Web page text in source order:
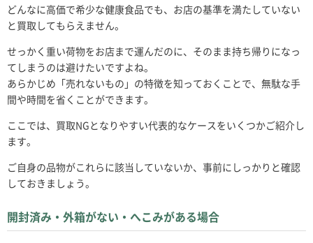
どんなに高価で希少な健康食品でも、お店の基準を満たしていない
と買取してもらえません。
せっかく重い荷物をお店まで運んだのに、そのまま持ち帰りになっ
てしまうのは避けたいですよね。
あらかじめ「売れないもの」の特徴を知っておくことで、無駄な手
間や時間を省くことができます。
ここでは、買取NGとなりやすい代表的なケースをいくつかご紹介し
ます。
ご自身の品物がこれらに該当していないか、事前にしっかりと確認
しておきましょう。
開封済み・外箱がない・へこみがある場合